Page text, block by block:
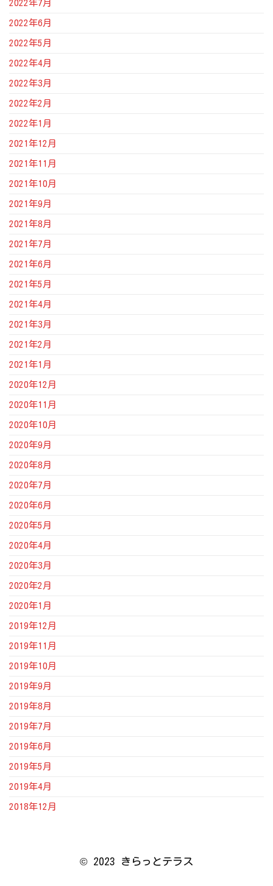
2022年7月
2022年6月
2022年5月
2022年4月
2022年3月
2022年2月
2022年1月
2021年12月
2021年11月
2021年10月
2021年9月
2021年8月
2021年7月
2021年6月
2021年5月
2021年4月
2021年3月
2021年2月
2021年1月
2020年12月
2020年11月
2020年10月
2020年9月
2020年8月
2020年7月
2020年6月
2020年5月
2020年4月
2020年3月
2020年2月
2020年1月
2019年12月
2019年11月
2019年10月
2019年9月
2019年8月
2019年7月
2019年6月
2019年5月
2019年4月
2018年12月
© 2023 きらっとテラス